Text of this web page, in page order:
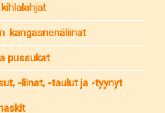
kangasnenäliinat
pussukat
-liinat, -taulut ja -tyynyt